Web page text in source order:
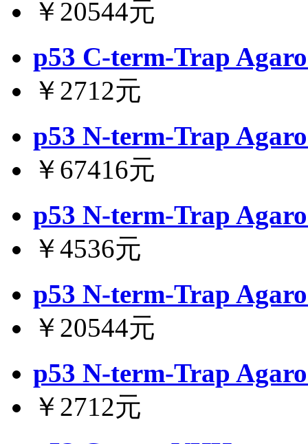
￥20544元
p53 C-term-Trap
￥2712元
p53 N-term-Trap
￥67416元
p53 N-term-Trap
￥4536元
p53 N-term-Trap
￥20544元
p53 N-term-Trap
￥2712元